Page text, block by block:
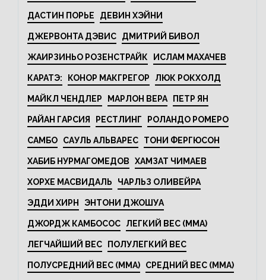
ДАСТИН ПОРЬЕ ДЕВИН ХЭЙНИ
ДЖЕРВОНТА ДЭВИС ДМИТРИЙ БИВОЛ
ЖАИРЗИНЬО РОЗЕНСТРАЙК ИСЛАМ МАХАЧЕВ
КАРАТЭ: КОНОР МАКГРЕГОР ЛЮК РОКХОЛД
МАЙКЛ ЧЕНДЛЕР МАРЛОН ВЕРА ПЕТР ЯН
РАЙАН ГАРСИЯ РЕСТЛИНГ РОЛАНДО РОМЕРО
САМБО САУЛЬ АЛЬВАРЕС ТОНИ ФЕРГЮСОН
ХАБИБ НУРМАГОМЕДОВ ХАМЗАТ ЧИМАЕВ
ХОРХЕ МАСВИДАЛЬ ЧАРЛЬЗ ОЛИВЕЙРА
ЭДДИ ХИРН ЭНТОНИ ДЖОШУА
ДЖОРДЖ КАМБОСОС ЛЕГКИЙ ВЕС (MMA)
ЛЕГЧАЙШИЙ ВЕС ПОЛУЛЕГКИЙ ВЕС
ПОЛУСРЕДНИЙ ВЕС (MMA) СРЕДНИЙ ВЕС (MMA)